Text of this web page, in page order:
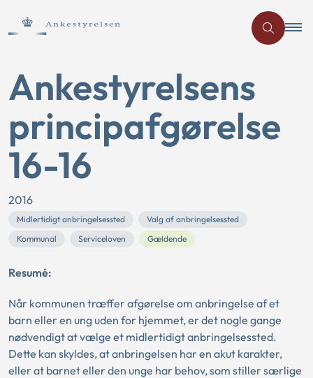
Ankestyrelsens
principafgørelse
16-16
2016
Midlertidigt anbringelsessted
Valg af anbringelsessted
Kommunal
Serviceloven Gældende
Resumé:
Når kommunen træffer afgørelse om anbringelse af et
barn eller en ung uden for hjemmet, er det nogle gange
nødvendigt at vælge et midlertidigt anbringelsessted.
Dette kan skyldes, at anbringelsen har en akut karakter,
eller at barnet eller den unge har behov, som stiller særlige